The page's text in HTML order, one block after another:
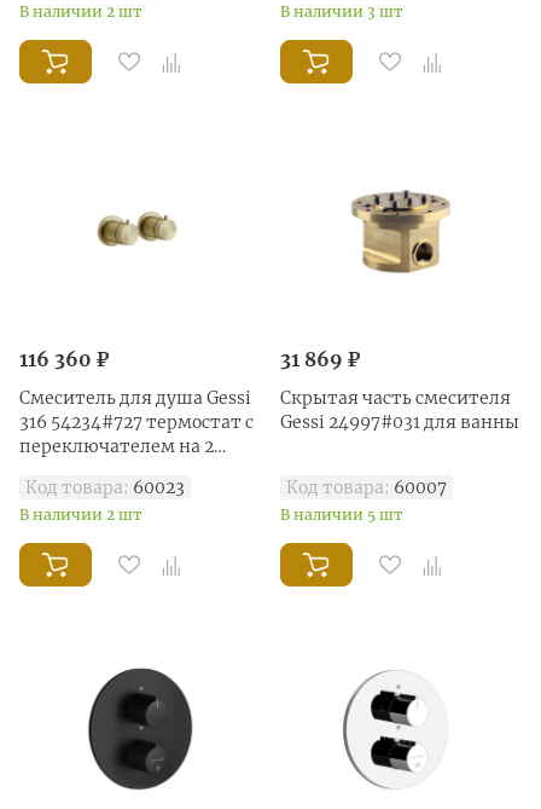
В наличии 2 шт В наличии 3 шт
116 360 ₽
Смеситель для душа Gessi
316 54234#727 термостат с
переключателем на 2
брашированная
Код товара: 60023
В наличии 2 шт
31 869 ₽
Скрытая часть смесителя
Gessi 24997#031 для ванны
Код товара: 60007
В наличии 5 шт